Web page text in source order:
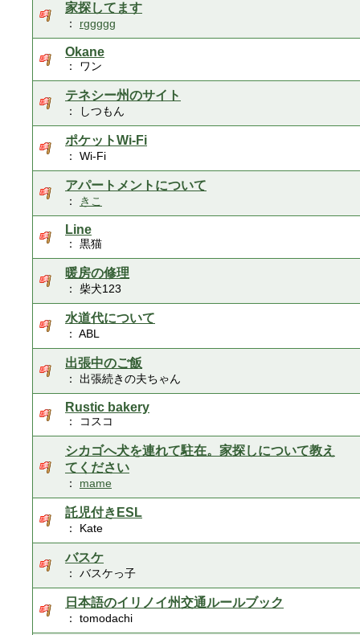
家探してます
： rggggg
Okane
： ワン
テネシー州のサイト
： しつもん
ポケットWi-Fi
： Wi-Fi
アパートメントについて
： きこ
Line
： 黒猫
暖房の修理
： 柴犬123
水道代について
： ABL
出張中のご飯
： 出張続きの夫ちゃん
Rustic bakery
： コスコ
シカゴへ犬を連れて駐在。家探しについて教え
てください
： mame
託児付きESL
： Kate
バスケ
： バスケっ子
日本語のイリノイ州交通ルールブック
： tomodachi